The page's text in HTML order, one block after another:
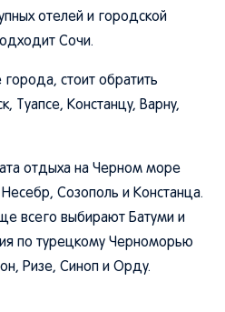
отелей и городской
Сочи.
стоит обратить
Туапсе, Констанцу, Варну,
отдыха на Черном море
Созополь и Констанца.
всего выбирают Батуми и
по турецкому Черноморью
Ризе, Синоп и Орду.